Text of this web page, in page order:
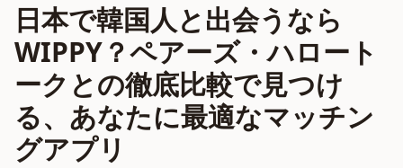
日本で韓国人と出会うなら
WIPPY？ペアーズ・ハロート
ークとの徹底比較で見つけ
る、あなたに最適なマッチン
グアプリ